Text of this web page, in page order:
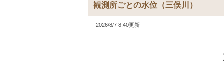
観測所ごとの水位 （三俣川）
2026/8/7 8:40更新